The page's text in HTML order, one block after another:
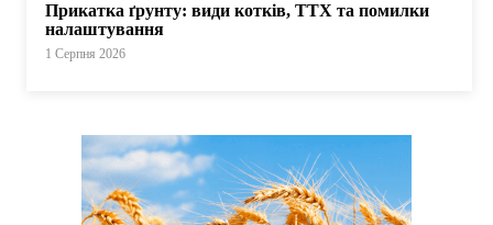
Прикатка ґрунту: види котків, ТТХ та помилки
налаштування
1 Серпня 2026